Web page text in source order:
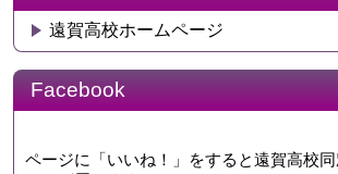
遠賀高校ホームページ
Facebook
ページに「いいね！」をすると遠賀高校